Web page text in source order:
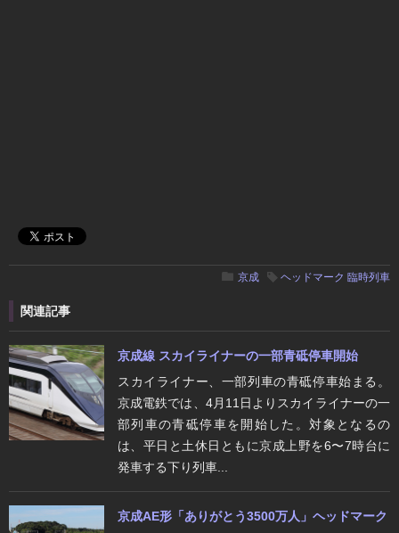
京成 ヘッドマーク 臨時列車
関連記事
京成線 スカイライナーの一部青砥停車開始
スカイライナー、一部列車の青砥停車始まる。
京成電鉄では、4月11日よりスカイライナーの一
部列車の青砥停車を開始した。対象となるの
は、平日と土休日ともに京成上野を6〜7時台に
発車する下り列車...
京成AE形「ありがとう3500万人」ヘッドマーク